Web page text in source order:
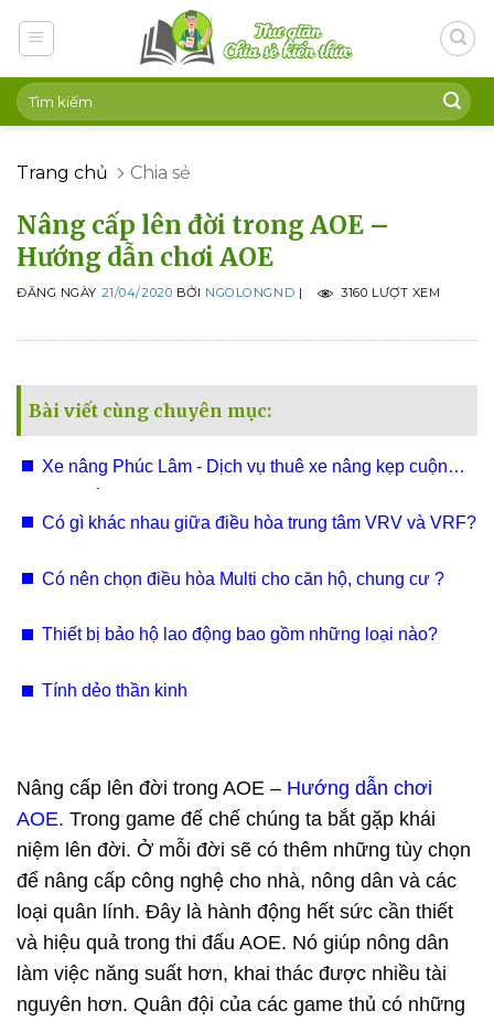
Trang chủ Chia sẻ
Nâng cấp lên đời trong AOE –
Hướng dẫn chơi AOE
ĐĂNG NGÀY 21/04/2020 BỞI NGOLONGND | 3160 LƯỢT XEM
Bài viết cùng chuyên mục:
Xe nâng Phúc Lâm - Dịch vụ thuê xe nâng kẹp cuộn
Có gì khác nhau giữa điều hòa trung tâm VRV và VRF?
Có nên chọn điều hòa Multi cho căn hộ, chung cư ?
Thiết bị bảo hộ lao động bao gồm những loại nào?
Tính dẻo thần kinh
Nâng cấp lên đời trong AOE – Hướng dẫn chơi
AOE. Trong game đế chế chúng ta bắt gặp khái
niệm lên đời. Ở mỗi đời sẽ có thêm những tùy chọn
để nâng cấp công nghệ cho nhà, nông dân và các
loại quân lính. Đây là hành động hết sức cần thiết
và hiệu quả trong thi đấu AOE. Nó giúp nông dân
làm việc năng suất hơn, khai thác được nhiều tài
nguyên hơn. Quân đội của các game thủ có những